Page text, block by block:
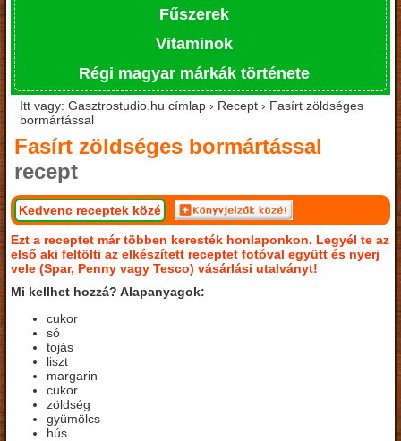
Fűszerek
Vitaminok
Régi magyar márkák története
Itt vagy: Gasztrostudio.hu címlap › Recept › Fasírt zöldséges
bormártással
Fasírt zöldséges bormártással
recept
Kedvenc receptek közé
Ezt a receptet már többen keresték honlaponkon. Legyél te az
első aki feltölti az elkészített receptet fotóval együtt és nyerj
vele (Spar, Penny vagy Tesco) vásárlási utalványt!
Mi kellhet hozzá? Alapanyagok:
cukor
só
tojás
liszt
margarin
cukor
zöldség
gyümölcs
hús